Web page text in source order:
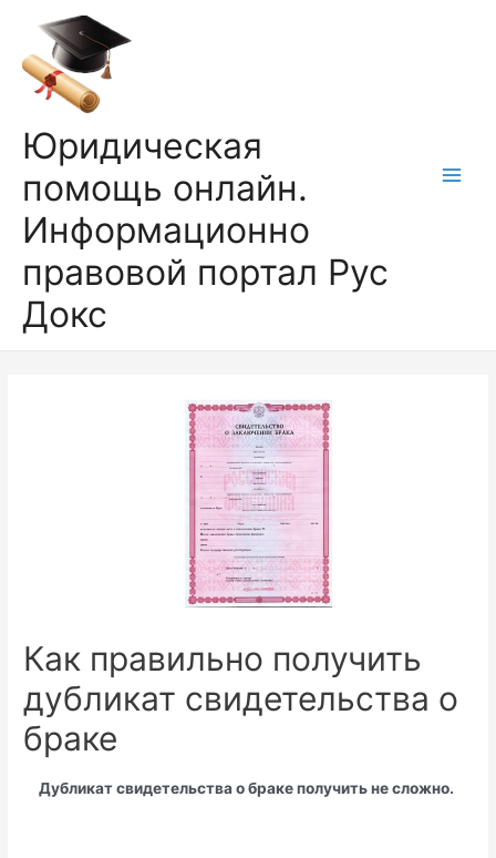
содержимому
Юридическая
помощь онлайн.
Информационно
правовой портал Рус
Докс
Как правильно получить
дубликат свидетельства о
браке
Дубликат свидетельства о браке получить не сложно.